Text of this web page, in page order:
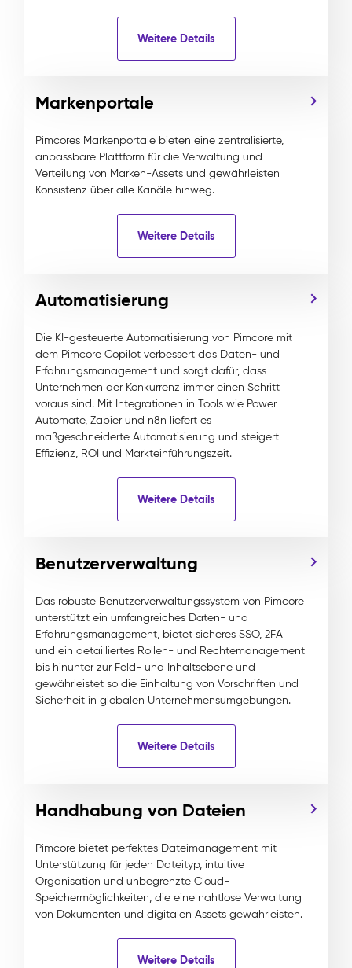
Weitere Details
Markenportale
Pimcores Markenportale bieten eine zentralisierte,
anpassbare Plattform für die Verwaltung und
Verteilung von Marken-Assets und gewährleisten
Konsistenz über alle Kanäle hinweg.
Weitere Details
Automatisierung
Die KI-gesteuerte Automatisierung von Pimcore mit
dem Pimcore Copilot verbessert das Daten- und
Erfahrungsmanagement und sorgt dafür, dass
Unternehmen der Konkurrenz immer einen Schritt
voraus sind. Mit Integrationen in Tools wie Power
Automate, Zapier und n8n liefert es
maßgeschneiderte Automatisierung und steigert
Effizienz, ROI und Markteinführungszeit.
Weitere Details
Benutzerverwaltung
Das robuste Benutzerverwaltungssystem von Pimcore
unterstützt ein umfangreiches Daten- und
Erfahrungsmanagement, bietet sicheres SSO, 2FA
und ein detailliertes Rollen- und Rechtemanagement
bis hinunter zur Feld- und Inhaltsebene und
gewährleistet so die Einhaltung von Vorschriften und
Sicherheit in globalen Unternehmensumgebungen.
Weitere Details
Handhabung von Dateien
Pimcore bietet perfektes Dateimanagement mit
Unterstützung für jeden Dateityp, intuitive
Organisation und unbegrenzte Cloud-
Speichermöglichkeiten, die eine nahtlose Verwaltung
von Dokumenten und digitalen Assets gewährleisten.
Weitere Details